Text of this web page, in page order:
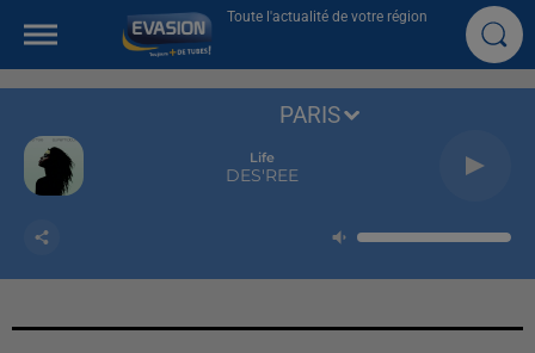
Toute l'actualité de votre région
Life
DES'REE
PARIS